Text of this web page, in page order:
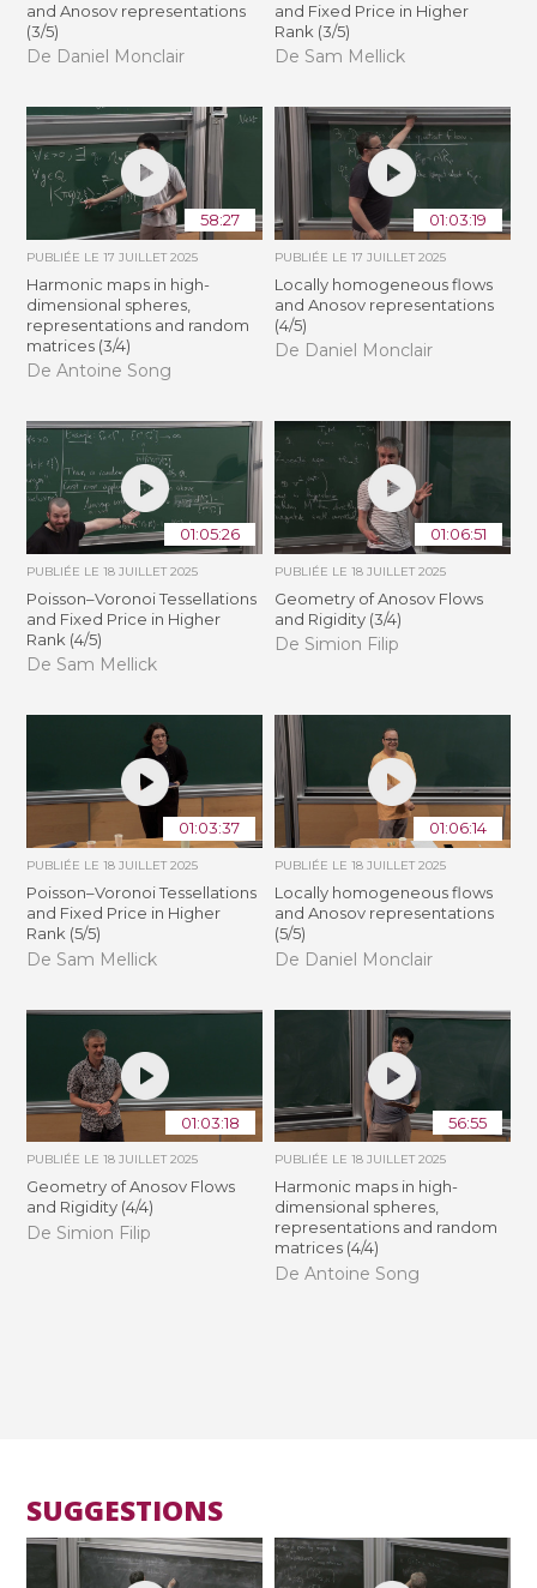
and Anosov representations
(3/5)
De Daniel Monclair
and Fixed Price in Higher
Rank (3/5)
De Sam Mellick
58:27
PUBLIÉE LE17 JUILLET 2025
Harmonic maps in high-
dimensional spheres,
representations and random
matrices (3/4)
De Antoine Song
01:03:19
PUBLIÉE LE 17 JUILLET 2025
Locally homogeneous flows
and Anosov representations
(4/5)
De Daniel Monclair
01:05:26
PUBLIÉE LE18 JUILLET 2025
Poisson–Voronoi Tessellations
and Fixed Price in Higher
Rank (4/5)
De Sam Mellick
01:06:51
PUBLIÉE LE 18 JUILLET 2025
Geometry of Anosov Flows
and Rigidity (3/4)
De Simion Filip
01:03:37
PUBLIÉE LE18 JUILLET 2025
Poisson–Voronoi Tessellations
and Fixed Price in Higher
Rank (5/5)
De Sam Mellick
01:06:14
PUBLIÉE LE 18 JUILLET 2025
Locally homogeneous flows
and Anosov representations
(5/5)
De Daniel Monclair
01:03:18
PUBLIÉE LE18 JUILLET 2025
Geometry of Anosov Flows
and Rigidity (4/4)
De Simion Filip
56:55
PUBLIÉE LE 18 JUILLET 2025
Harmonic maps in high-
dimensional spheres,
representations and random
matrices (4/4)
De Antoine Song
SUGGESTIONS